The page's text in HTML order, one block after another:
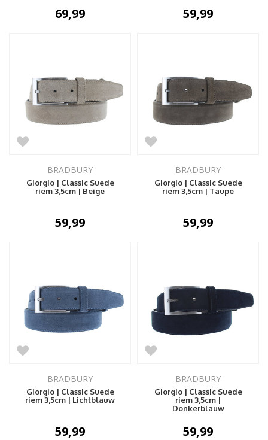
69,99 59,99
BRADBURY
Giorgio | Classic Suede
riem 3,5cm | Beige
59,99
BRADBURY
Giorgio | Classic Suede
riem 3,5cm | Taupe
59,99
BRADBURY
Giorgio | Classic Suede
riem 3,5cm | Lichtblauw
59,99
BRADBURY
Giorgio | Classic Suede
riem 3,5cm |
Donkerblauw
59,99